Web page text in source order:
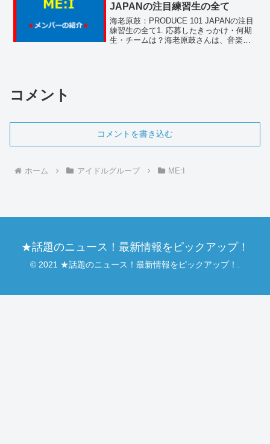
JAPANの注目練習生の全て
海老原鼓：PRODUCE 101 JAPANの注目
練習生の全て1. 応募したきっかけ・何期
生・チームは？海老原鼓さんは、音楽へ
コメント
コメントを書き込む
ホーム アイドルグループ ME:I
★話題のニュース！最新情報をピックアップ！
© 2021 ★話題のニュース！最新情報をピックアップ！.